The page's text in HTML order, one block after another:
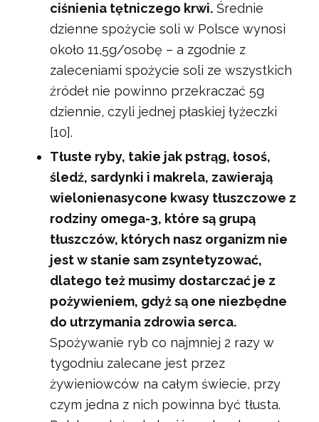
ciśnienia tętniczego krwi. Średnie
dzienne spożycie soli w Polsce wynosi
około 11,5g/osobę – a zgodnie z
zaleceniami spożycie soli ze wszystkich
źródeł nie powinno przekraczać 5g
dziennie, czyli jednej płaskiej łyżeczki
[10].
Tłuste ryby, takie jak pstrąg, łosoś,
śledź, sardynki i makrela, zawierają
wielonienasycone kwasy tłuszczowe z
rodziny omega-3, które są grupą
tłuszczów, których nasz organizm nie
jest w stanie sam zsyntetyzować,
dlatego też musimy dostarczać je z
pożywieniem, gdyż są one niezbędne
do utrzymania zdrowia serca.
Spożywanie ryb co najmniej 2 razy w
tygodniu zalecane jest przez
żywieniowców na całym świecie, przy
czym jedna z nich powinna być tłusta.